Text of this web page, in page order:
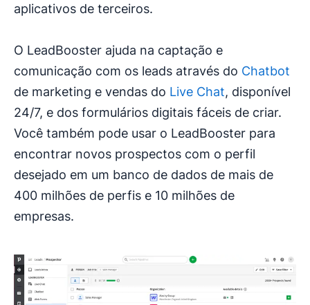
aplicativos de terceiros.
O LeadBooster ajuda na captação e
comunicação com os leads através do Chatbot
de marketing e vendas do Live Chat, disponível
24/7, e dos formulários digitais fáceis de criar.
Você também pode usar o LeadBooster para
encontrar novos prospectos com o perfil
desejado em um banco de dados de mais de
400 milhões de perfis e 10 milhões de
empresas.